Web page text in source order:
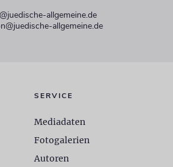
allgemeine.de
allgemeine.de
SERVICE
Mediadaten
Fotogalerien
Autoren